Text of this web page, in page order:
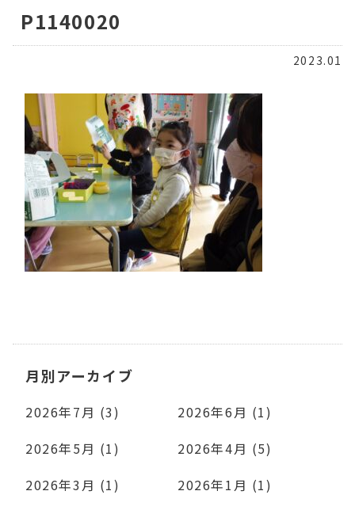
P1140020
2023.01
月別アーカイブ
2026年7月 (3)
2026年6月 (1)
2026年5月 (1)
2026年4月 (5)
2026年3月 (1)
2026年1月 (1)